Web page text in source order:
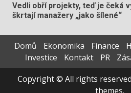
Vedli obří projekty, teď je čeká
škrtají manažery „jako šílené“
Domů Ekonomika Finance
Investice
Kontakt PR
Copyright © All rights
themes.